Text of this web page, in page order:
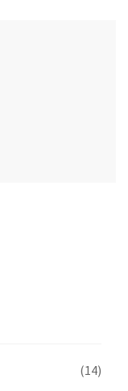
(14)